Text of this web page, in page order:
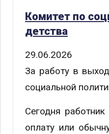
Комитет по
детства
29.06.2026
За работу в
социальной
Сегодня
оплату или